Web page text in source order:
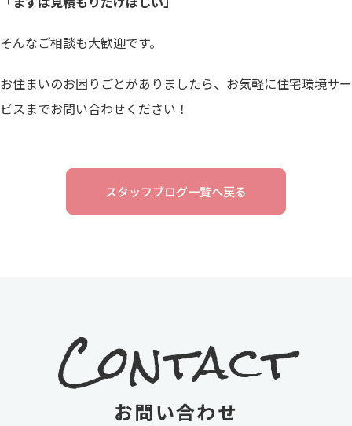
そんなご相談も大歓迎です。
お住まいのお困りごとがありましたら、お気軽に住宅環境サー
ビスまでお問い合わせください！
スタッフブログ一覧へ戻る
Contact
お問い合わせ